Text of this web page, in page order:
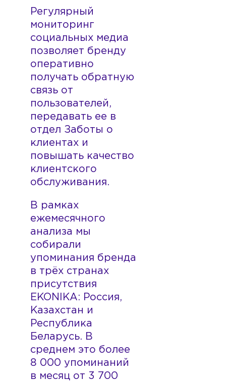
Регулярный
мониторинг
социальных медиа
позволяет бренду
оперативно
получать обратную
связь от
пользователей,
передавать ее в
отдел Заботы о
клиентах и
повышать качество
клиентского
обслуживания.
В рамках
ежемесячного
анализа мы
собирали
упоминания бренда
в трёх странах
присутствия
EKONIKA: Россия,
Казахстан и
Республика
Беларусь. В
среднем это более
8 000 упоминаний
в месяц от 3 700